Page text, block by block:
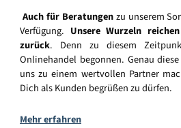
Auch für Beratungenzu unserem
Verfügung. Unsere Wurzeln
zurück. Denn zu diesem
Onlinehandel begonnen. Genau
uns zu einem wertvollen Partner
Dich als Kunden begrüßen zu dürfen.
Mehr erfahren